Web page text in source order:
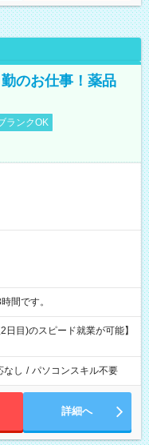
のお仕事！薬品
ランクOK
8時間です。
目)のスピード就業が可能】
なし / パソコンスキル不要
詳細へ